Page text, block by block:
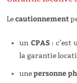
Lecautionnement
un CPAS: c’est
la garantie
unepersonne